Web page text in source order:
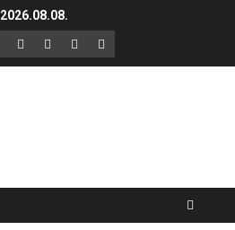
2026.08.08.
LinkedIn
YouTube
Instagram
GitHub